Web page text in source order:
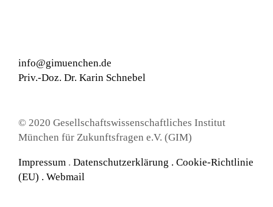
info@gimuenchen.de
Priv.-Doz. Dr. Karin Schnebel
© 2020 Gesellschaftswissenschaftliches Institut
München für Zukunftsfragen e.V. (GIM)
Impressum . Datenschutzerklärung . Cookie-Richtlinie
(EU) . Webmail